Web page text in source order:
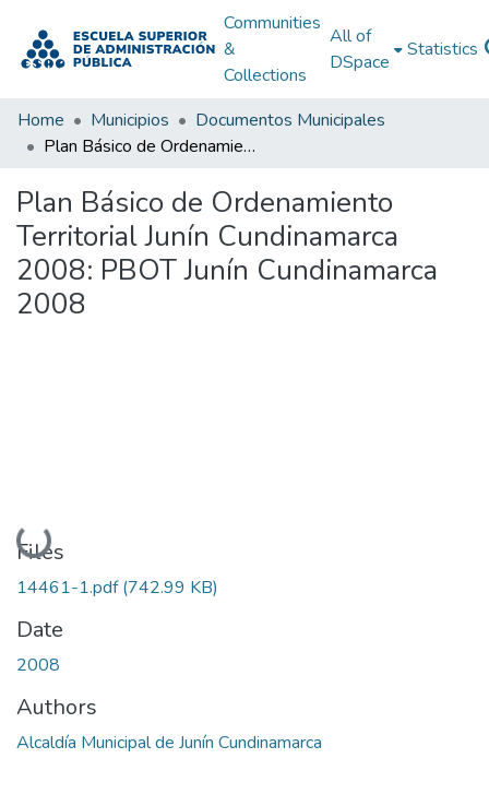
Communities
&
Collections
All of
DSpace
Statistics
Home Municipios
Documentos Municipales
Plan Básico de Ordenamiento Territorial Junín Cundinamarca 2008: PBOT Junín Cundinamarca 2008
Plan Básico de Ordenamiento
Territorial Junín Cundinamarca
2008: PBOT Junín Cundinamarca
2008
Loading...
Files
14461-1.pdf(742.99 KB)
Date
2008
Authors
Alcaldía Municipal de Junín Cundinamarca